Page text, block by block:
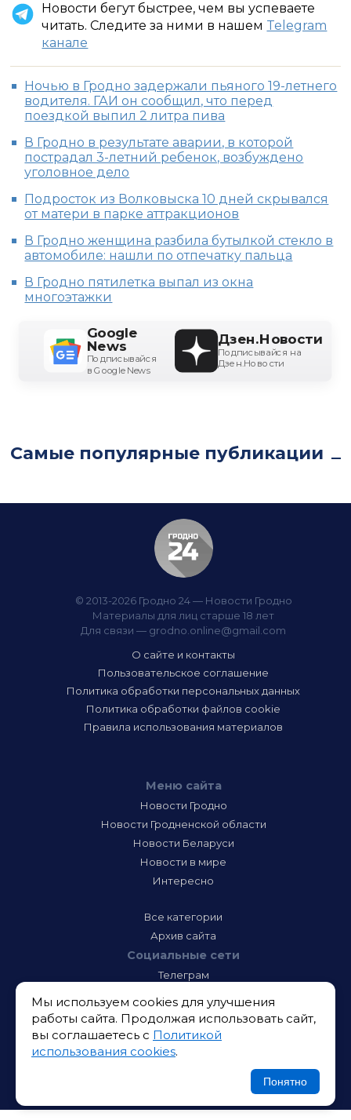
Новости бегут быстрее, чем вы успеваете
читать. Следите за ними в нашем Telegram
канале
Ночью в Гродно задержали пьяного 19-летнего
водителя. ГАИ он сообщил, что перед
поездкой выпил 2 литра пива
В Гродно в результате аварии, в которой
пострадал 3-летний ребенок, возбуждено
уголовное дело
Подросток из Волковыска 10 дней скрывался
от матери в парке аттракционов
В Гродно женщина разбила бутылкой стекло в
автомобиле: нашли по отпечатку пальца
В Гродно пятилетка выпал из окна
многоэтажки
Google
News
Подписывайся
в Google News
Дзен.Новости
Подписывайся на
Дзен.Новости
Самые популярные публикации
© 2013-2026 Гродно 24 — Новости Гродно
Материалы для лиц старше 18 лет
Для связи — grodno.online@gmail.com
О сайте и контакты
Пользовательское соглашение
Политика обработки персональных данных
Политика обработки файлов cookie
Правила использования материалов
Меню сайта
Новости Гродно
Новости Гродненской области
Новости Беларуси
Новости в мире
Интересно
Все категории
Архив сайта
Социальные сети
Телеграм
Инстаграм
Тик-Ток
Одноклассники
ВК
Мы используем cookies для улучшения
работы сайта. Продолжая использовать сайт,
вы соглашаетесь с Политикой
использования cookies.
Понятно